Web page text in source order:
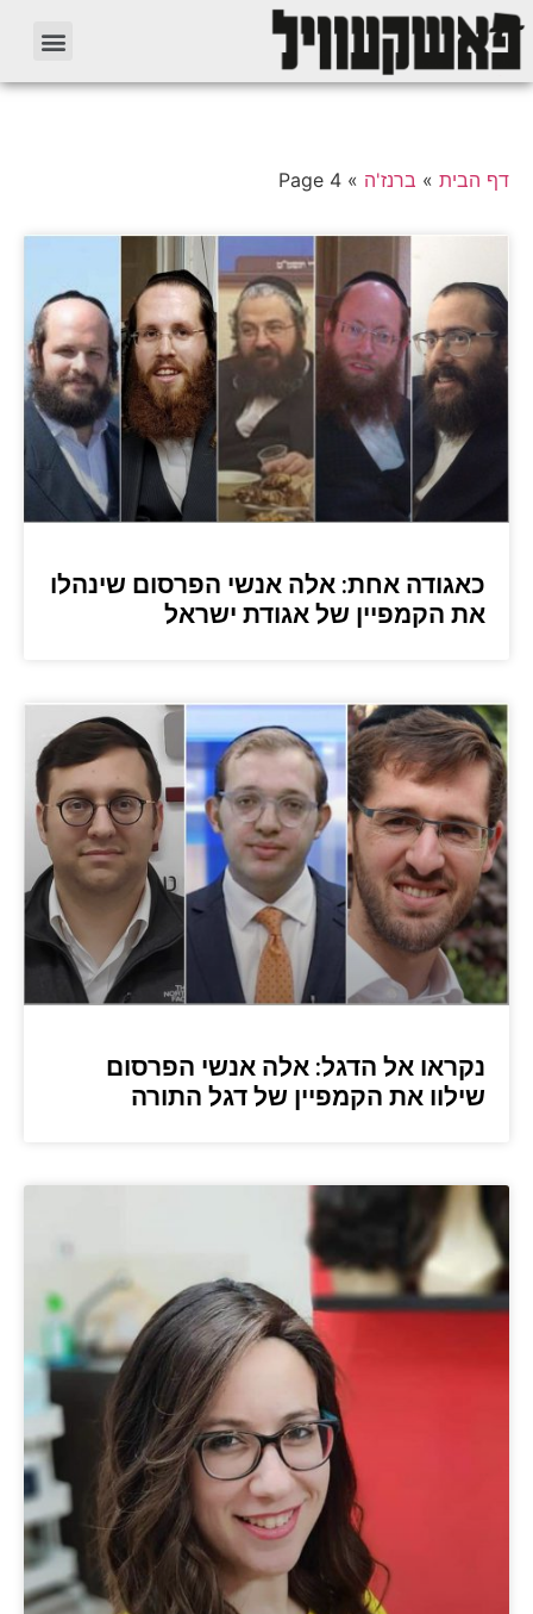
דף הבית » ברנז'ה »
Page 4
כאגודה אחת: אלה אנשי הפרסום שינהלו
את הקמפיין של אגודת ישראל
נקראו אל הדגל: אלה אנשי הפרסום
שילוו את הקמפיין של דגל התורה